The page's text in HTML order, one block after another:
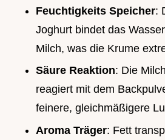
Feuchtigkeits Speicher:
Joghurt bindet das
Milch, was die Krume
Säure Reaktion: Die
reagiert mit dem
feinere, gleichmäßigere
Aroma Träger: Fett